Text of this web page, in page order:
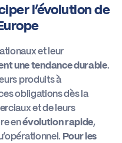
l’évolution de
et leur
une tendance durable.
produits à
obligations dès la
et de leurs
enévolution rapide,
Pour les